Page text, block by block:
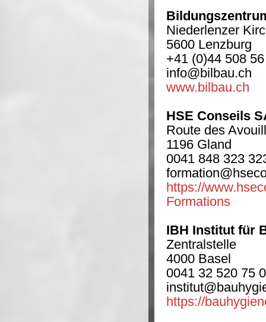
Niederlenzer
5600 Lenzburg
+41 (0)44 508
info@bilbau.ch
www.bilbau.ch
HSE Conseils
Route des
1196 Gland
0041 848 323
https://
Formations
IBH Institut für
Zentralstelle
4000 Basel
0041 32 520 75
https://